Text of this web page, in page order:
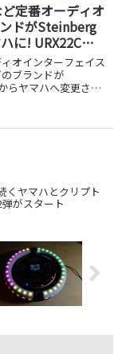
定番オーディオ
ドがSteinberg
に! URX22Cや
など品番も変更
オインターフェイス
ブランドが
らヤマハへ変更され
くヤマハとクリプト
がスタート